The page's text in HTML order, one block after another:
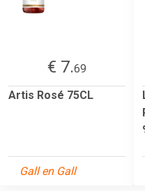
€ 7.69
Artis Rosé 75CL
Gall en Gall